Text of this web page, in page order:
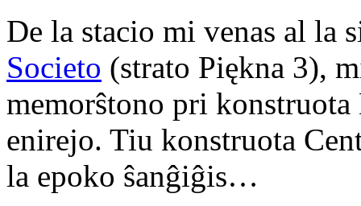
De la stacio mi venas al la
Societo (strato Piękna 3),
memorŝtono pri
enirejo. Tiu konstruota
la epoko ŝanĝiĝis…